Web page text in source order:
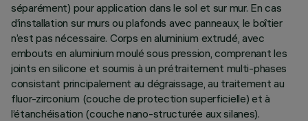
séparément) pour application dans le sol et sur mur. En cas
d’installation sur murs ou plafonds avec panneaux, le boîtier
n’est pas nécessaire. Corps en aluminium extrudé, avec
embouts en aluminium moulé sous pression, comprenant les
joints en silicone et soumis à un prétraitement multi-phases
consistant principalement au dégraissage, au traitement au
fluor-zirconium (couche de protection superficielle) et à
l’étanchéisation (couche nano-structurée aux silanes).